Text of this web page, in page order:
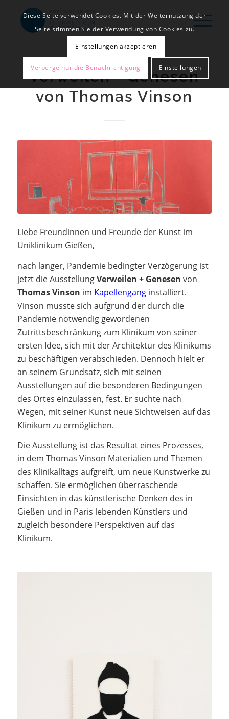
Verweilen + Genesen
von Thomas Vinson
Liebe Freundinnen und Freunde der Kunst im
Uniklinikum Gießen,
nach langer, Pandemie bedingter Verzögerung ist
jetzt die AusstellungVerweilen + Genesen von
Thomas Vinson im Kapellengang installiert.
Vinson musste sich aufgrund der durch die
Pandemie notwendig gewordenen
Zutrittsbeschränkung zum Klinikum von seiner
ersten Idee, sich mit der Architektur des Klinikums
zu beschäftigen verabschieden. Dennoch hielt er
an seinem Grundsatz, sich mit seinen
Ausstellungen auf die besonderen Bedingungen
des Ortes einzulassen, fest. Er suchte nach
Wegen, mit seiner Kunst neue Sichtweisen auf das
Klinikum zu ermöglichen.
Die Ausstellung ist das Resultat eines Prozesses,
in dem Thomas Vinson Materialien und Themen
des Klinikalltags aufgreift, um neue Kunstwerke zu
schaffen. Sie ermöglichen überraschende
Einsichten in das künstlerische Denken des in
Gießen und in Paris lebenden Künstlers und
zugleich besondere Perspektiven auf das
Klinikum.
Diese Seite verwendet Cookies. Mit der Weiternutzung der
Seite stimmen Sie der Verwendung von Cookies zu.
Einstellungen akzeptieren
Verberge nur die Benachrichtigung Einstellungen